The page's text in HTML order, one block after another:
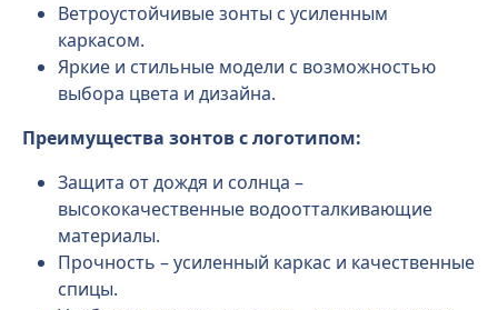
Ветроустойчивые зонты с усиленным
каркасом.
Яркие и стильные модели с возможностью
выбора цвета и дизайна.
Преимущества зонтов с логотипом:
Защита от дождя и солнца –
высококачественные водоотталкивающие
материалы.
Прочность – усиленный каркас и качественные
спицы.